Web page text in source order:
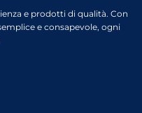
e prodotti di qualità. Con
e consapevole, ogni